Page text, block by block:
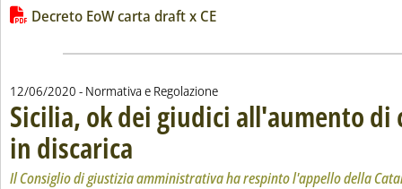
Lista allegati PDF alla notizia
Decreto EoW carta draft x CE
12/06/2020 - Normativa e Regolazione
Sicilia, ok dei giudici all'aumento
in discarica . Sottotitolo: Il Consiglio di giustizia amministrativa ha
. Pubblicata venerdì 12 giugno 2020 alle 15.16.
Il Consiglio di giustizia amministrativa ha respinto l'appello della